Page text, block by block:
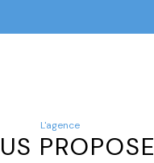
L'agence
PROPOSE